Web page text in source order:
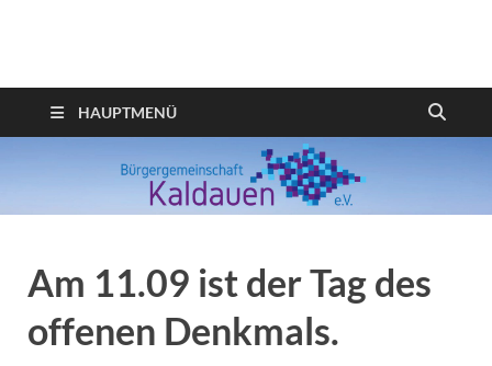
Webseite der
Bürgergemeinschaft
Kaldauen
HAUPTMENÜ
Am 11.09 ist der Tag des
offenen Denkmals.